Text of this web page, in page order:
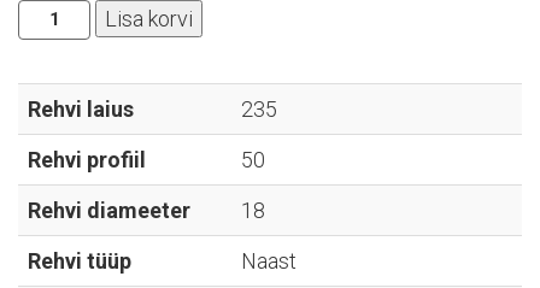
Hankook
-
i*Pike
X
(w429a)
235/50R18
kogus
Lisa korvi
Rehvi laius
235
Rehvi profiil
50
Rehvi diameeter
18
Rehvi tüüp
Naast